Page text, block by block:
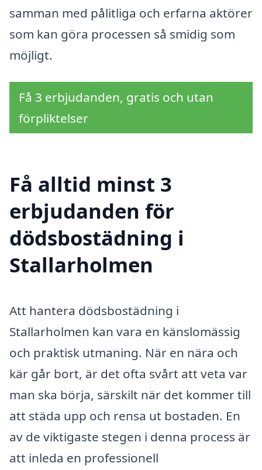
samman med pålitliga och erfarna aktörer
som kan göra processen så smidig som
möjligt.
Få 3 erbjudanden, gratis och utan
förpliktelser
Få alltid minst 3
erbjudanden för
dödsbostädning i
Stallarholmen
Att hantera dödsbostädning i
Stallarholmen kan vara en känslomässig
och praktisk utmaning. När en nära och
kär går bort, är det ofta svårt att veta var
man ska börja, särskilt när det kommer till
att städa upp och rensa ut bostaden. En
av de viktigaste stegen i denna process är
att inleda en professionell